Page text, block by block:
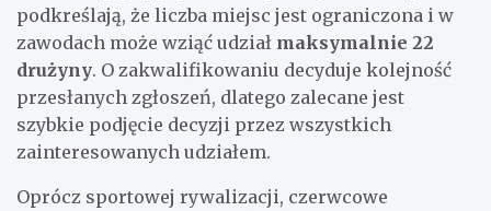
podkreślają, że liczba miejsc jest ograniczona i w
zawodach może wziąć udział maksymalnie 22
drużyny. O zakwalifikowaniu decyduje kolejność
przesłanych zgłoszeń, dlatego zalecane jest
szybkie podjęcie decyzji przez wszystkich
zainteresowanych udziałem.
Oprócz sportowej rywalizacji, czerwcowe